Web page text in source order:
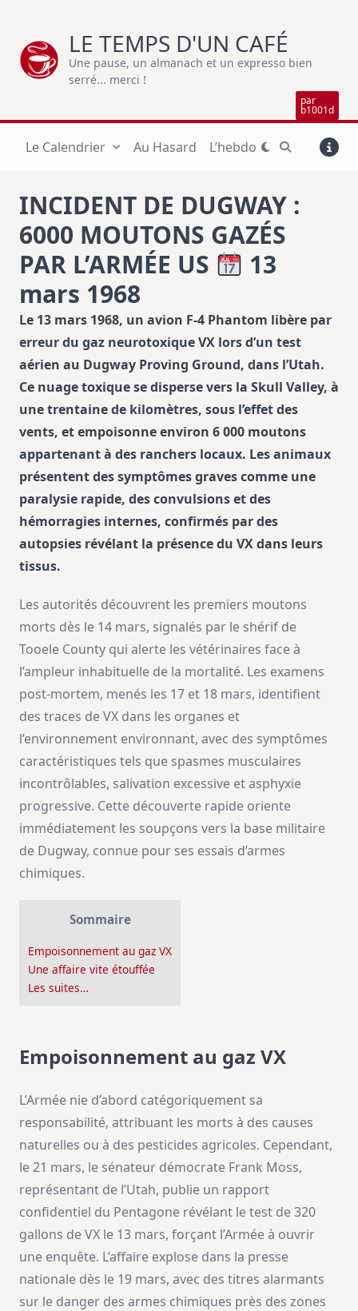
content
LE TEMPS D'UN CAFÉ
Une pause, un almanach et un expresso bien
serré... merci !
par
b1001d
Le Calendrier Au Hasard L’hebdo
INCIDENT DE DUGWAY :
6000 MOUTONS GAZÉS
PAR L’ARMÉE US
13
mars 1968
Le 13 mars 1968, un avion F-4 Phantom libère par
erreur du gaz neurotoxique VX lors d’un test
aérien au Dugway Proving Ground, dans l’Utah.
Ce nuage toxique se disperse vers la Skull Valley, à
une trentaine de kilomètres, sous l’effet des
vents, et empoisonne environ 6 000 moutons
appartenant à des ranchers locaux. Les animaux
présentent des symptômes graves comme une
paralysie rapide, des convulsions et des
hémorragies internes, confirmés par des
autopsies révélant la présence du VX dans leurs
tissus.
Les autorités découvrent les premiers moutons
morts dès le 14 mars, signalés par le shérif de
Tooele County qui alerte les vétérinaires face à
l’ampleur inhabituelle de la mortalité. Les examens
post-mortem, menés les 17 et 18 mars, identifient
des traces de VX dans les organes et
l’environnement environnant, avec des symptômes
caractéristiques tels que spasmes musculaires
incontrôlables, salivation excessive et asphyxie
progressive. Cette découverte rapide oriente
immédiatement les soupçons vers la base militaire
de Dugway, connue pour ses essais d’armes
chimiques.
Sommaire
Empoisonnement au gaz VX
Une affaire vite étouffée
Les suites…
Empoisonnement au gaz VX
L’Armée nie d’abord catégoriquement sa
responsabilité, attribuant les morts à des causes
naturelles ou à des pesticides agricoles. Cependant,
le 21 mars, le sénateur démocrate Frank Moss,
représentant de l’Utah, publie un rapport
confidentiel du Pentagone révélant le test de 320
gallons de VX le 13 mars, forçant l’Armée à ouvrir
une enquête. L’affaire explose dans la presse
nationale dès le 19 mars, avec des titres alarmants
sur le danger des armes chimiques près des zones